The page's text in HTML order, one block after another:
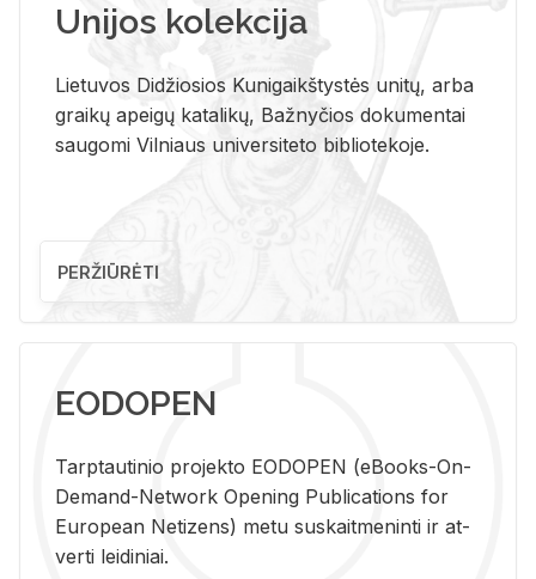
Unijos kolekcija
Lietuvos Didžiosios Kunigaikštystės unitų, arba
graikų apeigų katalikų, Bažnyčios dokumentai
saugomi Vilniaus universiteto bibliotekoje.
PERŽIŪRĖTI
EODOPEN
Tarp­tau­ti­nio pro­jek­to EO­DO­PEN (eBo­oks-On-
De­mand-Ne­twork Ope­ning Pub­li­ca­tions for
Eu­ro­pe­an Ne­ti­zens) metu su­skait­me­nin­ti ir at­
ver­ti lei­di­niai.